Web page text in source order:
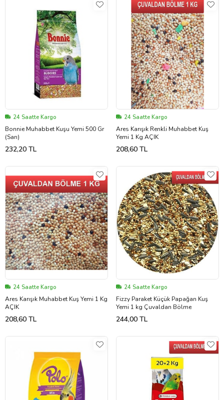
24 Saatte Kargo
Bonnie Muhabbet Kuşu Yemi 500 Gr
(Sarı)
232,20 TL
24 Saatte Kargo
Ares Karışık Renkli Muhabbet Kuş
Yemi 1 Kg AÇIK
208,60 TL
24 Saatte Kargo
Ares Karışık Muhabbet Kuş Yemi 1 Kg
AÇIK
208,60 TL
24 Saatte Kargo
Fizzy Paraket Küçük Papağan Kuş
Yemi 1 kg Çuvaldan Bölme
244,00 TL